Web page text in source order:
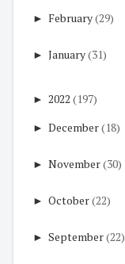
► February(29)
► January(31)
► 2022 (197)
► December(18)
► November(30)
► October(22)
► September(22)